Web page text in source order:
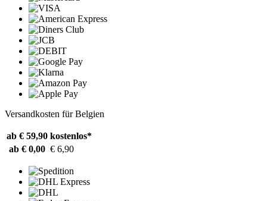
Versandkosten für Belgien
ab € 59,90 kostenlos*
ab € 0,00 € 6,90